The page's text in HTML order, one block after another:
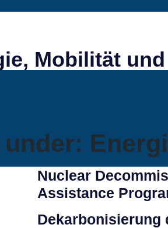
Mobilität
Nuclear
Assistance
Dekarbonisierung